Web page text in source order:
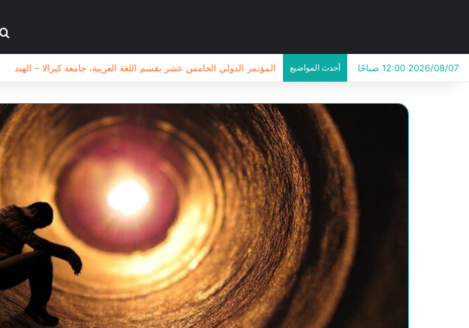
2026/08/07 12:00 صباحًا أحدث المواضيع المؤتمر الدولي الخامس عشر بقسم اللغة العربية، جامعة كيرالا – الهند